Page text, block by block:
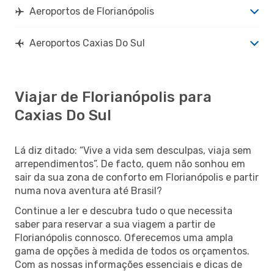
Aeroportos de Florianópolis
Aeroportos Caxias Do Sul
Viajar de Florianópolis para
Caxias Do Sul
Lá diz ditado: “Vive a vida sem desculpas, viaja sem
arrependimentos”. De facto, quem não sonhou em
sair da sua zona de conforto em Florianópolis e partir
numa nova aventura até Brasil?
Continue a ler e descubra tudo o que necessita
saber para reservar a sua viagem a partir de
Florianópolis connosco. Oferecemos uma ampla
gama de opções à medida de todos os orçamentos.
Com as nossas informações essenciais e dicas de